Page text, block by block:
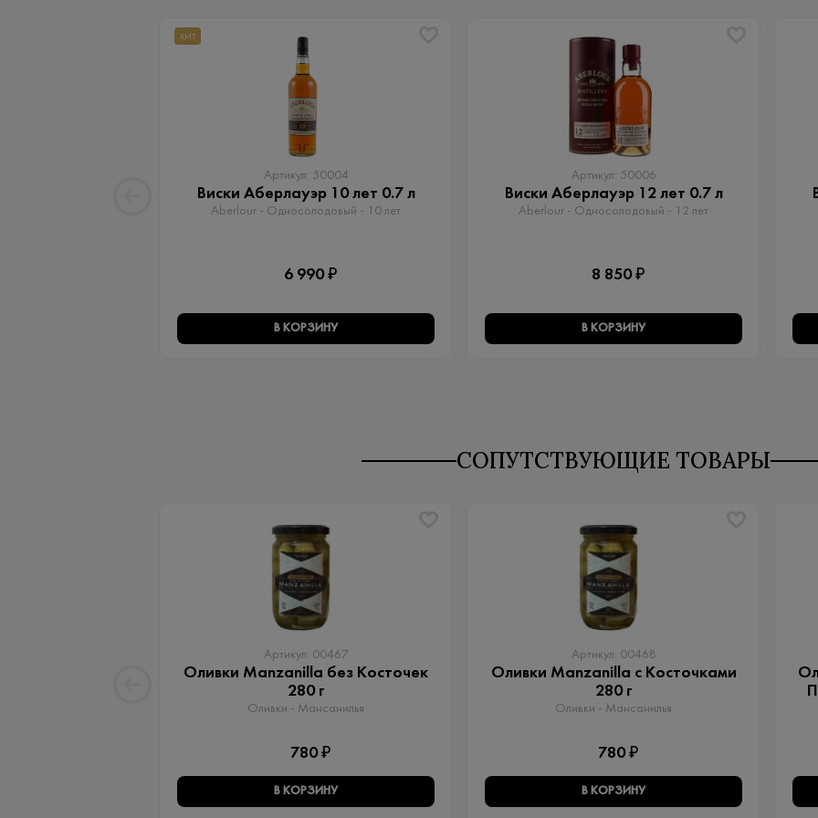
ХИТ
Артикул: 50004
Виски Аберлауэр 10 лет 0.7 л
Aberlour - Односолодовый​ - 10 лет
6 990 ₽
В КОРЗИНУ
Артикул: 50006
Виски Аберлауэр 12 лет 0.7 л
Aberlour - Односолодовый​ - 12 лет
8 850 ₽
В КОРЗИНУ
СОПУТСТВУЮЩИЕ ТОВАРЫ
Артикул: 00467
Оливки Manzanilla без Косточек
280 г
Оливки - Мансанилья
780 ₽
В КОРЗИНУ
Артикул: 00468
Оливки Manzanilla с Косточками
280 г
Оливки - Мансанилья
780 ₽
В КОРЗИНУ